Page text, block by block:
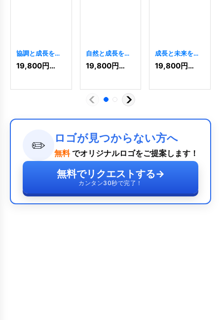
協調と成長を象
徴する、対称的
なKと人のロゴ
19,800円(税込)
自然と成長を象
徴する、山をモ
チーフにしたロ
19,800円(税込)
成長と未来を象
徴するSのロゴ
[7852]
19,800円(税込)
✏️ ロゴが見つからない方へ
無料 でオリジナルロゴをご提案します！
無料でリクエストする→
カンタン30秒で完了！